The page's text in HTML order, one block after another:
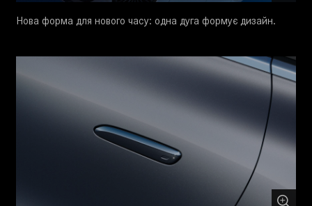
Нова форма для нового часу: одна дуга формує дизайн.